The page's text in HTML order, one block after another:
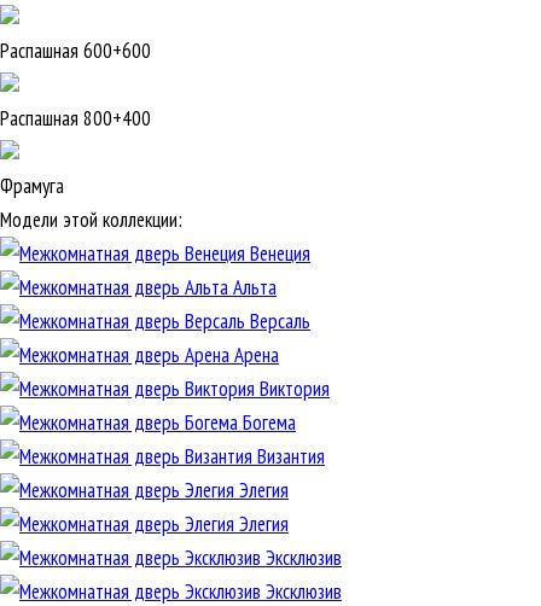
Распашная 600+600
Распашная 800+400
Фрамуга
Модели этой коллекции:
Венеция
Альта
Версаль
Арена
Виктория
Богема
Византия
Элегия
Элегия
Эксклюзив
Эксклюзив